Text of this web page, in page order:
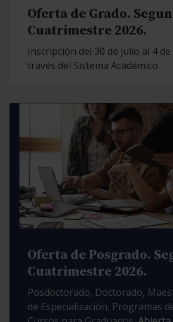
Oferta de Grado.
Cuatrimestre 2026.
Inscripción del 30 de julio al 4
través del Sistema Académico
Oferta de Posgrado.
Cuatrimestre 2026.
Posdoctorado, Doctorado,
de Especialización, Programas